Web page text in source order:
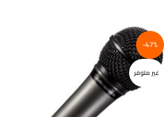
-47%
غير متوفر